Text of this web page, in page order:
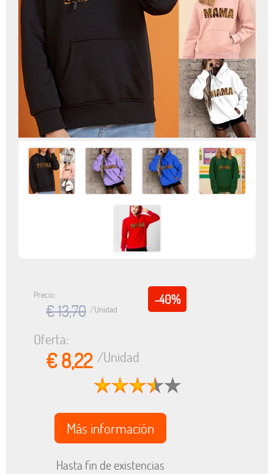
-40%
Precio:
€ 13,70 /Unidad
Oferta:
€ 8,22/Unidad
Más información
Hasta fin de existencias